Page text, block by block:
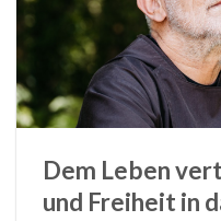
Dem Leben
und Freiheit in